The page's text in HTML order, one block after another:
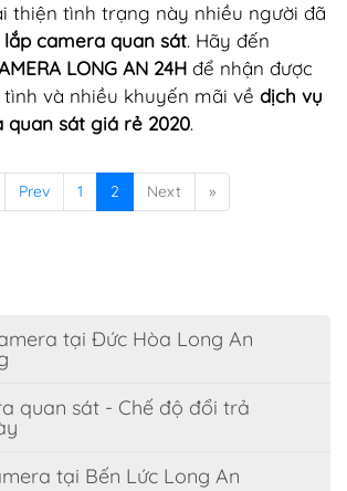
thiện tình trạng này nhiều người đã
lắp camera quan sát. Hãy đến
LONG AN 24H để nhận được
và nhiều khuyến mãi về dịch vụ
quan sát giá rẻ 2020.
Prev 1 2 Next »
tại Đức Hòa Long An
quan sát - Chế độ đổi trả
tại Bến Lức Long An